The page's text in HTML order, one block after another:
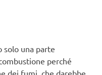
solo una parte
perché